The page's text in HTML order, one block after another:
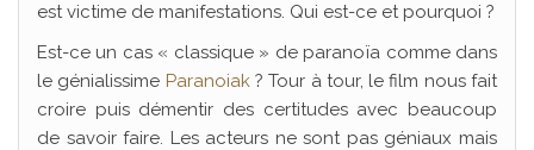
est victime de manifestations. Qui est-ce et pourquoi ?
Est-ce un cas « classique » de paranoïa comme dans
le génialissime Paranoiak? Tour à tour, le film nous fait
croire puis démentir des certitudes avec beaucoup
de savoir faire. Les acteurs ne sont pas géniaux mais